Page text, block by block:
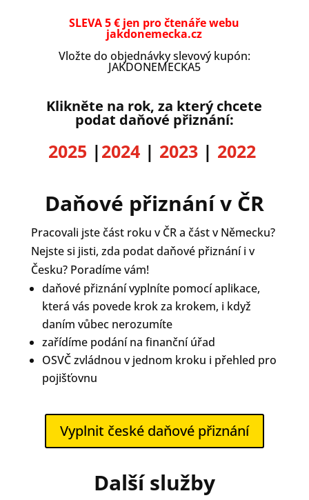
SLEVA 5 € jen pro čtenáře webu
jakdonemecka.cz
Vložte do objednávky slevový kupón:
JAKDONEMECKA5
Klikněte na rok, za který chcete
podat daňové přiznání:
2025|2024| 2023| 2022
Daňové přiznání v ČR
Pracovali jste část roku v ČR a část v Německu?
Nejste si jisti, zda podat daňové přiznání i v
Česku? Poradíme vám!
daňové přiznání vyplníte pomocí aplikace,
která vás povede krok za krokem, i když
daním vůbec nerozumíte
zařídíme podání na finanční úřad
OSVČ zvládnou v jednom kroku i přehled pro
pojišťovnu
Vyplnit české daňové přiznání
Další služby